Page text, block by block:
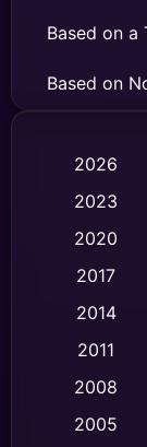
Based on a
Based on
Biography
Classic หนั
Comedy ตลก
Crime อาช
Cult Film
2026
2023
2020
2017
2014
2011
2008
2005